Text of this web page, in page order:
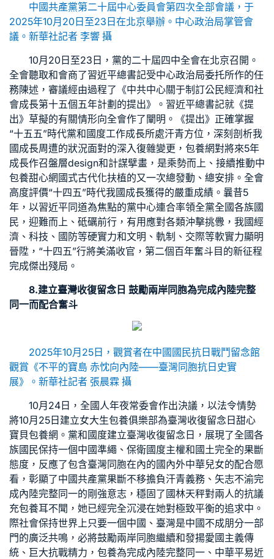
中國共產黨第二十屆中心委員會第四次全部會議，于
2025年10月20日至23日在北京舉辦。中心政治局掌管會
議。新華社記者 李響 攝
10月20日至23日，黨的二十屆四中全會在北京召開。
全會聽取和會商了習近平總書記受中心政治局委托所作的任
務陳述，審議經由過程了《中共中心關于制訂公民經濟和社
會成長第十五個五年計劃的提出》。習近平總書記就《提
出》草擬的有關情形向全會作了闡明。《提出》正確掌握
“十五五”時代黨和國度工作成長所處汗青方位，深刻剖析我
國成長周遭的狀況面對的深入復雜變更， 包養網對將來5年
成長作召盤層design和計謀擘畫，是乘勢而上、接續推動中
包養甜心網 國式古代化扶植的又一次總發動、總安排。全會
高度評價“十四五”時代我國成長獲得的嚴重成績。曩昔5
年，以習近平同道為焦點的黨中心連合率領全黨全國各族國
民，迎難而上、砥礪前行，有用應對各類沖擊挑釁，我國經
濟、科技、國防等硬實力和文明、軌制、交際等軟實力顯明
晉陞，“十四五”行將美滿收官，第二個百年奮斗目的新征程
完成傑出殘局。
8.建立臺灣收復留念日 鼓勵兩岸同胞為完成內陸完整
同一而配合奮斗
2025年10月25日，觀賞者在中國國民抗日戰鬥留念館
觀賞《不平的寶島 赤忱向內陸——臺灣同胞抗日史實
展》。新華社記者 張晨霖 攝
10月24日，全國人年夜常委會作出決議，以法令情勢
將10月25日建立女大生包養俱樂部為臺灣收復留念日 甜心
寶貝包養網 。黨和國度建立臺灣收復留念日，展現了全國各
族國民保持一個中國準繩、保衛國度主權和國土完全的果斷
態度，反應了包含臺灣同胞在內的國內外中華兒女的配合愿
看，彰顯了中國共產黨果斷不移擔負汗青義務、矢志不渝完
成內陸完整同一的剛強意志，穩固了國林天秤對兩人的抗議
充包養耳不聞，她已經完全沉浸在她對極致平衡的追求中。
際社會保持世界上只要一個中國、臺灣是中國不成朋分一部
門的廣泛共鳴，必將鼓勵兩岸同胞繼續和發揚愛國主義傳
統、巨大抗戰精力， 包養為完成內陸完整同一、中華平易近